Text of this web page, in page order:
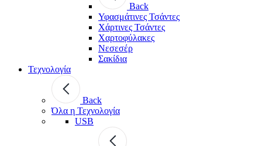
Back
Υφασμάτινες Τσάντες
Χάρτινες Τσάντες
Χαρτοφύλακες
Νεσεσέρ
Σακίδια
Τεχνολογία
Back
Όλα η Τεχνολογία
USB